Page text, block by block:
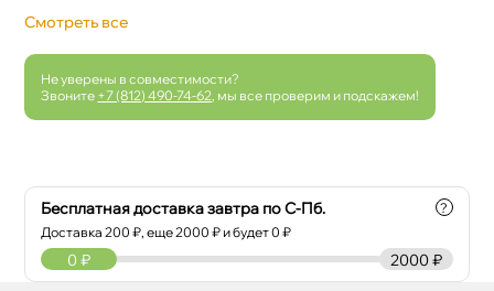
Смотреть все
Не уверены в совместимости?
Звоните +7 (812) 490-74-62 , мы все проверим и подскажем!
Бесплатная доставка завтра по С-Пб.
Доставка200 ₽, еще2000 ₽ и будет 0 ₽
?
2000 ₽
0 ₽